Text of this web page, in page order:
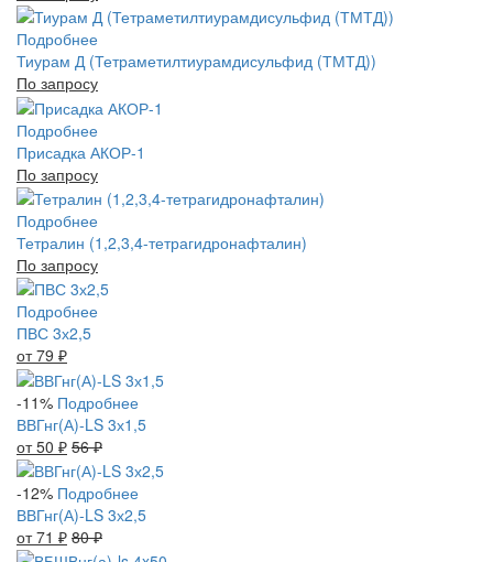
Подробнее
Тиурам Д (Тетраметилтиурамдисульфид (ТМТД))
По запросу
Подробнее
Присадка АКОР-1
По запросу
Подробнее
Тетралин (1,2,3,4-тетрагидронафталин)
По запросу
Подробнее
ПВС 3х2,5
от 79 ₽
-11% Подробнее
ВВГнг(А)-LS 3х1,5
от 50 ₽ 56₽
-12% Подробнее
ВВГнг(А)-LS 3х2,5
от 71 ₽ 80₽